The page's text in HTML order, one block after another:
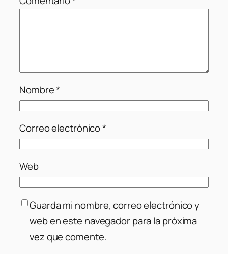
Nombre*
Correo electrónico*
Web
Guarda mi nombre, correo electrónico y
web en este navegador para la próxima
vez que comente.